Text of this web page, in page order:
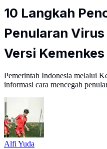
10 Langkah
Penularan
Versi Kemenkes
Pemerintah Indonesia melalui
informasi cara mencegah
Alfi Yuda